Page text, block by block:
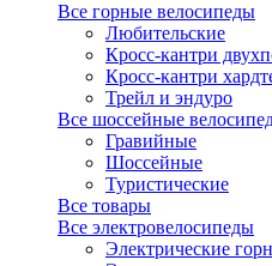
Все горные велосипеды
Любительские
Кросс-кантри
Кросс-кантри
Трейл и эндуро
Все шоссейные
Гравийные
Шоссейные
Туристические
Все товары
Все электровелосипеды
Электрические